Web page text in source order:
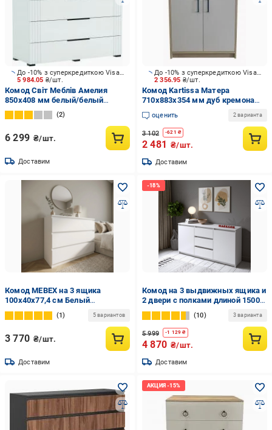
5 984.05 ₴/шт.
До -10% з суперкредиткою Visa Вигода
Комод Світ Меблів Амелия
850x408 мм белый/белый
глянец
2
6 299 ₴/шт.
Доставим
2 356.95 ₴/шт.
До -10% з суперкредиткою Visa Вигода
Комод Kartissa Матера
710x883x354 мм дуб кремона
торро/кашемир (М-КМ 1ш/2д/к)
оценить 2 варианта
3 102 -621 ₴
2 481 ₴/шт.
Доставим
Комод MEBEX на 3 ящика
100х40х77,4 см Белый
(VM3B1000WH)
1 5 вариантов
3 770 ₴/шт.
Доставим
Комод на 3 выдвижных ящика и
2 двери с полками длиной 1500
мм Белый (MS305)
10 3 варианта
5 999 -1 129 ₴
4 870 ₴/шт.
Доставим